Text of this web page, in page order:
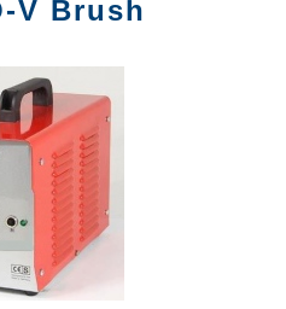
V Brush